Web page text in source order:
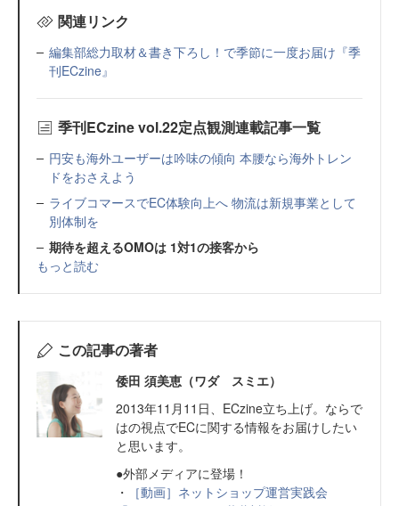
関連リンク
編集部総力取材＆書き下ろし！で季節に一度お届け『季
刊ECzine』
季刊ECzine vol.22定点観測連載記事一覧
円安も海外ユーザーは吟味の傾向 本腰なら海外トレン
ドをおさえよう
ライブコマースでEC体験向上へ 物流は新規事業として
別体制を
期待を超えるOMOは 1対1の接客から
もっと読む
この記事の著者
倭田 須美恵（ワダ スミエ）
2013年11月11日、ECzine立ち上げ。ならで
はの視点でECに関する情報をお届けしたい
と思います。
●外部メディアに登場！
・
［動画］ネットショップ運営実践会